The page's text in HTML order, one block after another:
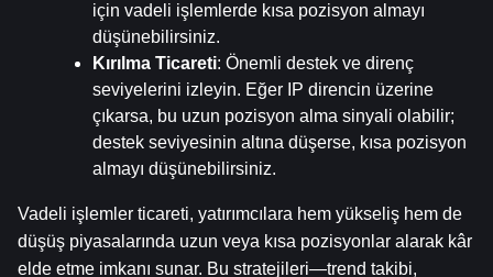
için vadeli işlemlerde kısa pozisyon almayı
düşünebilirsiniz.
Kırılma Ticareti: Önemli destek ve direnç
seviyelerini izleyin. Eğer IP direncin üzerine
çıkarsa, bu uzun pozisyon alma sinyali olabilir;
destek seviyesinin altına düşerse, kısa pozisyon
almayı düşünebilirsiniz.
Vadeli işlemler ticareti, yatırımcılara hem yükseliş hem de
düşüş piyasalarında uzun veya kısa pozisyonlar alarak kâr
elde etme imkanı sunar. Bu stratejileri—trend takibi,